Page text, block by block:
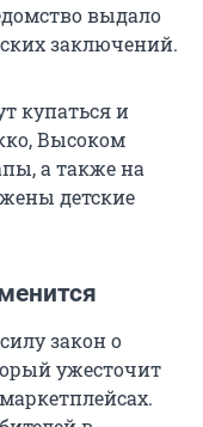
выдало
заключений.
купаться и
Высоком
а также на
детские
закон о
ужесточит